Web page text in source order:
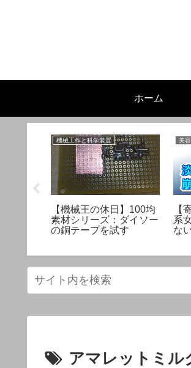
ホーム
機械工作と科学装置
【機械王の休日】100均
素材シリーズ：ダイソー
の銅テープを試す
美
【
系
な
アマレットミル